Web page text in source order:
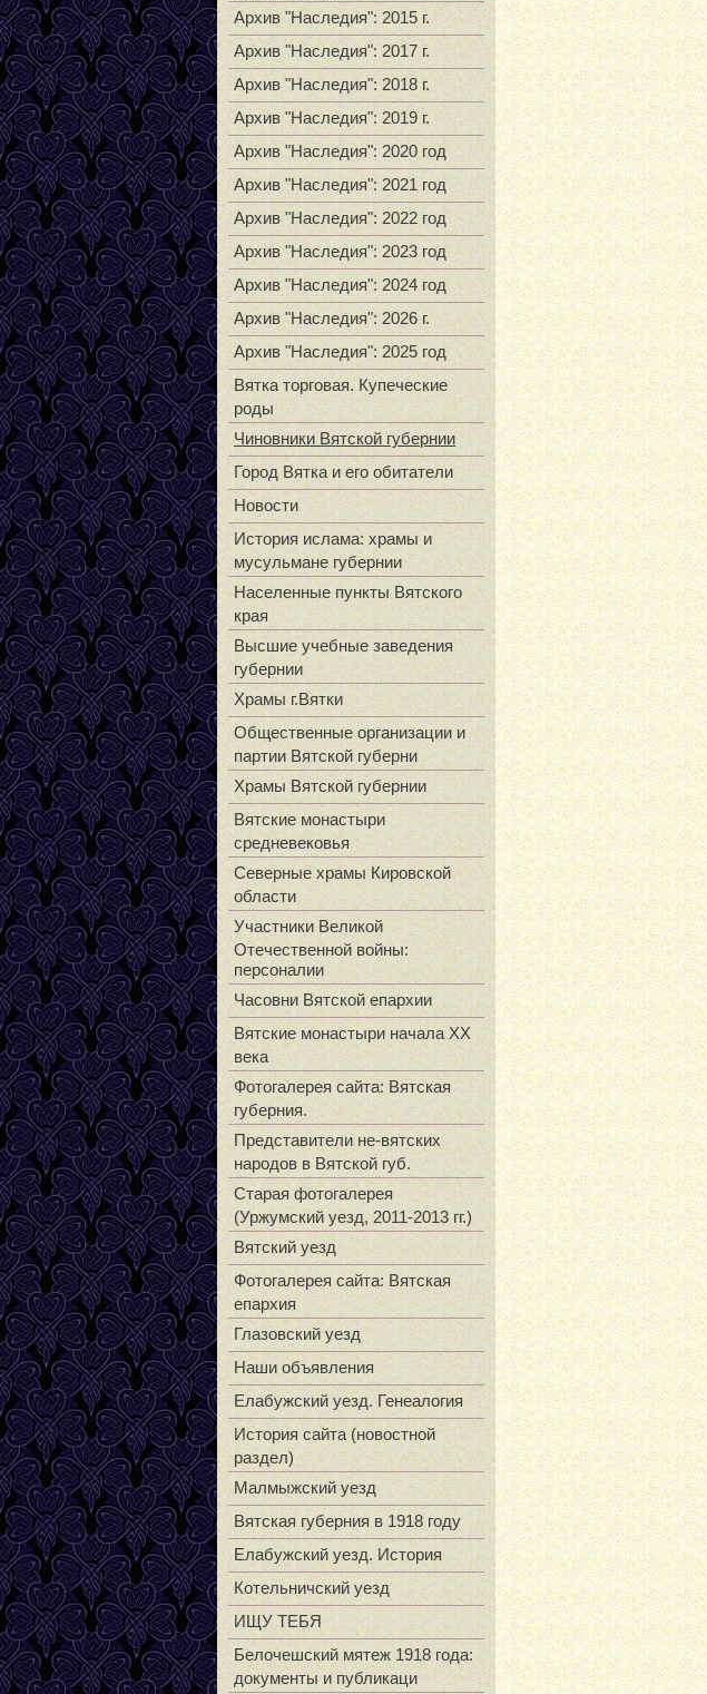
Архив "Наследия": 2015 г.
Архив "Наследия": 2017 г.
Архив "Наследия": 2018 г.
Архив "Наследия": 2019 г.
Архив "Наследия": 2020 год
Архив "Наследия": 2021 год
Архив "Наследия": 2022 год
Архив "Наследия": 2023 год
Архив "Наследия": 2024 год
Архив "Наследия": 2026 г.
Архив "Наследия": 2025 год
Вятка торговая. Купеческие
роды
Чиновники Вятской губернии
Город Вятка и его обитатели
Новости
История ислама: храмы и
мусульмане губернии
Населенные пункты Вятского
края
Высшие учебные заведения
губернии
Храмы г.Вятки
Общественные организации и
партии Вятской губерни
Храмы Вятской губернии
Вятские монастыри
средневековья
Северные храмы Кировской
области
Участники Великой
Отечественной войны:
персоналии
Часовни Вятской епархии
Вятские монастыри начала XX
века
Фотогалерея сайта: Вятская
губерния.
Представители не-вятских
народов в Вятской губ.
Старая фотогалерея
(Уржумский уезд, 2011-2013 гг.)
Вятский уезд
Фотогалерея сайта: Вятская
епархия
Глазовский уезд
Наши объявления
Елабужский уезд. Генеалогия
История сайта (новостной
раздел)
Малмыжский уезд
Вятская губерния в 1918 году
Елабужский уезд. История
Котельничский уезд
ИЩУ ТЕБЯ
Белочешский мятеж 1918 года:
документы и публикаци